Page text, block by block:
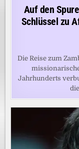
Auf den
Schlüssel zu
Die Reise zum
Jahrhunderts